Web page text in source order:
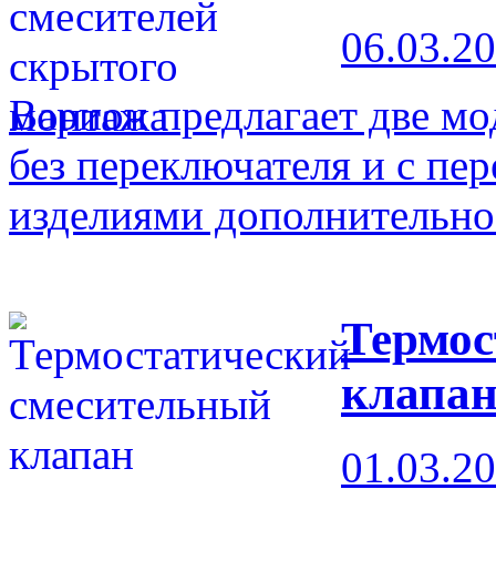
Варион предлагает две
без переключателя и с
изделиями